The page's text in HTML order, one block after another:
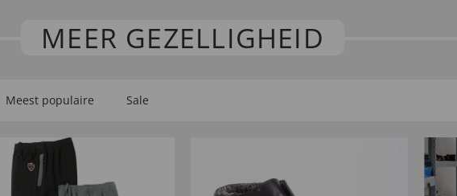
MEER GEZELLIGHEID
Meest populaire Sale